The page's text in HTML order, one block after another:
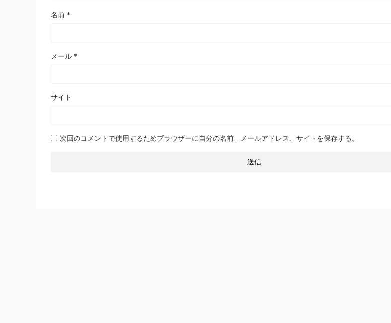
名前 *
メール *
サイト
次回のコメントで使用するためブラウザーに自分の名前、メールアドレス、サイトを保存する。